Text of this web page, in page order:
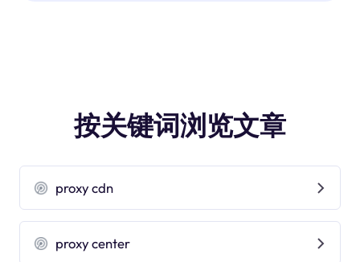
按关键词浏览文章
proxy cdn
proxy center